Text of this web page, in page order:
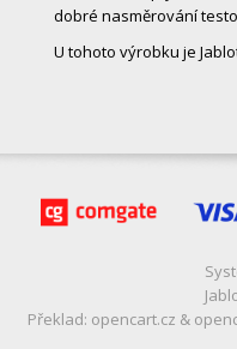
dobré nasměrování
U tohoto výrobku je
Překlad: opencart.cz &